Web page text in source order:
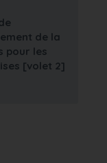
de la
pour les
[volet 2]